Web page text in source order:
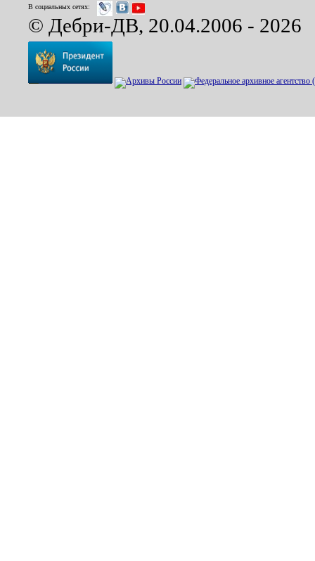
В социальных сетях:
© Дебри-ДВ, 20.04.2006 - 2026